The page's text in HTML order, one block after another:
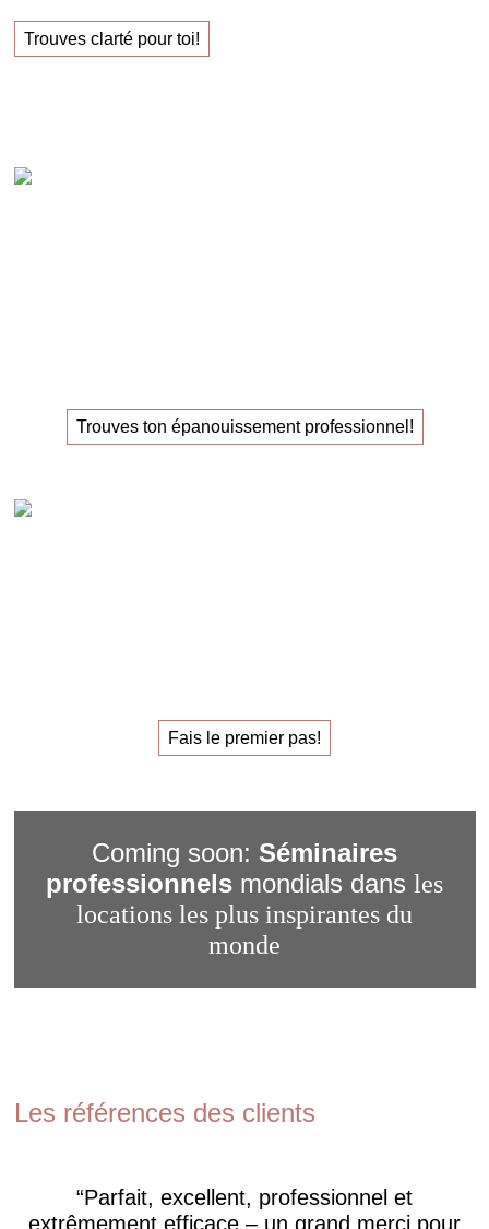
Trouves clarté pour toi!
Trouves ton épanouissement professionnel!
Fais le premier pas!
Coming soon: Séminaires
professionnels mondials dans les
locations les plus inspirantes du
monde
Les références des clients
Parfait, excellent, professionnel et
extrêmement efficace – un grand merci pour